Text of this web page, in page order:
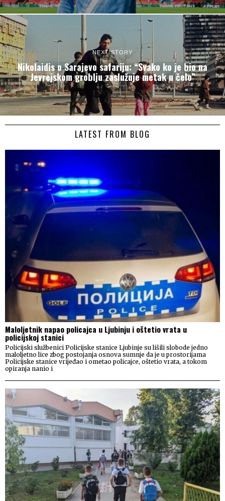
NEXT STORY
Nikolaidis o Sarajevo safariju: “Svako ko je bio na
Jevrejskom groblju zaslužuje metak u čelo”
LATEST FROM BLOG
Maloljetnik napao policajca u Ljubinju i oštetio vrata u
policijskoj stanici
Policijski službenici Policijske stanice Ljubinje su lišili slobode jedno
maloljetno lice zbog postojanja osnova sumnje da je u prostorijama
Policijske stanice vrijeđao i ometao policajce, oštetio vrata, a tokom
opiranja nanio i